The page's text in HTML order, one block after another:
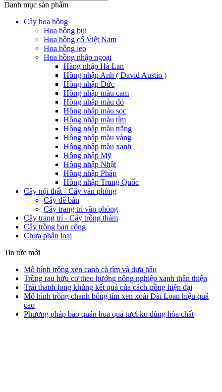
Danh mục sản phẩm
Cây hoa hồng
Hoa hồng bụi
Hoa hồng cổ Việt Nam
Hoa hồng leo
Hoa hồng nhập ngoại
Hàng nhập Hà Lan
Hồng nhập Anh ( David Austin )
Hồng nhập Đức
Hồng nhập màu cam
Hồng nhập màu đỏ
Hồng nhập màu sọc
Hồng nhập màu tím
Hồng nhập màu trắng
Hồng nhập màu vàng
Hồng nhập màu xanh
Hồng nhập Mỹ
Hồng nhập Nhật
Hồng nhập Pháp
Hồng nhập Trung Quốc
Cây nội thất - Cây văn phòng
Cây để bàn
Cây trang trí văn phòng
Cây trang trí - Cây trồng thảm
Cây trồng ban công
Chưa phân loại
Tin tức mới
Mô hình trồng xen canh cà tím và dưa hấu
Trồng rau hữu cơ theo hướng nông nghiệp xanh thân thiện
Trái thanh long khủng kết quả của cách trồng hiện đại
Mô hình trồng chanh bông tím xen xoài Đài Loan hiệu quả
cao
Phương pháp bảo quản hoa quả tươi ko dùng hóa chất